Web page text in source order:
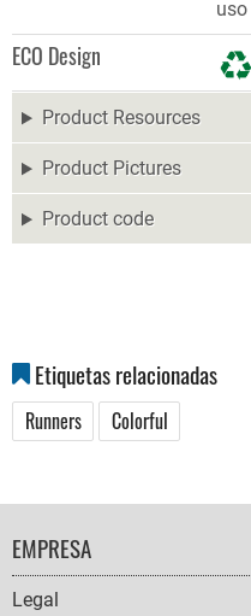
ECO Design
Product Resources
Product Pictures
Product code
Etiquetas relacionadas
Runners Colorful
FOOTER
NAVIGATION
EMPRESA
Legal